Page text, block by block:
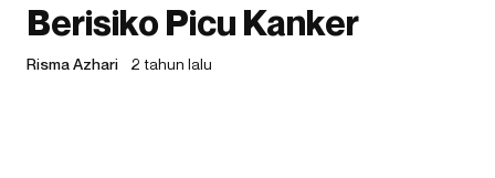
Berisiko Picu Kanker
Risma Azhari 2 tahun lalu